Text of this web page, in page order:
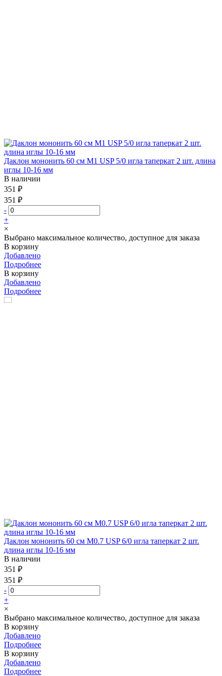
Даклон мононить 60 см М1 USP 5/0 игла таперкат 2 шт. длина
иглы 10-16 мм
В наличии
351 ₽
351 ₽
-
+
×
Выбрано максимальное количество, доступное для заказа
В корзину
Добавлено
Подробнее
В корзину
Добавлено
Подробнее
Даклон мононить 60 см М0.7 USP 6/0 игла таперкат 2 шт.
длина иглы 10-16 мм
В наличии
351 ₽
351 ₽
-
+
×
Выбрано максимальное количество, доступное для заказа
В корзину
Добавлено
Подробнее
В корзину
Добавлено
Подробнее